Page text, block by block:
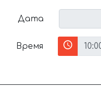
Дата
Время